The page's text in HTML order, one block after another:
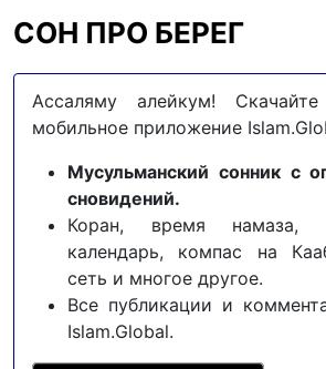
СОН ПРО БЕРЕГ
Ассаляму алейкум!
мобильное приложение
Мусульманский сонник с
сновидений.
Коран, время намаза,
календарь, компас на
сеть и многое другое.
Все публикации и
Islam.Global.